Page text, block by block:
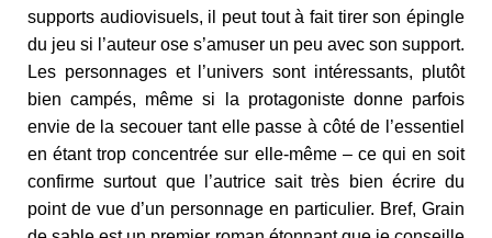
supports audiovisuels, il peut tout à fait tirer son épingle
du jeu si l’auteur ose s’amuser un peu avec son support.
Les personnages et l’univers sont intéressants, plutôt
bien campés, même si la protagoniste donne parfois
envie de la secouer tant elle passe à côté de l’essentiel
en étant trop concentrée sur elle-même – ce qui en soit
confirme surtout que l’autrice sait très bien écrire du
point de vue d’un personnage en particulier. Bref, Grain